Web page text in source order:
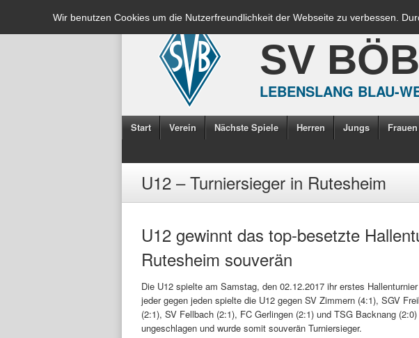
Wir benutzen Cookies um die Nutzerfreundlichkeit der Webseite zu verbessen.
SV
LEBENSLANG BLAU-
Start Verein Nächste Spiele Herren Jungs Frauen
U12 – Turniersieger in Rutesheim
U12 gewinnt das top-besetzte
Rutesheim souverän
Die U12 spielte am Samstag, den 02.12.2017 ihr erstes
jeder gegen jeden spielte die U12 gegen SV Zimmern (4:1), SGV
(2:1), SV Fellbach (2:1), FC Gerlingen (2:1) und TSG Backnang
ungeschlagen und wurde somit souverän Turniersieger.